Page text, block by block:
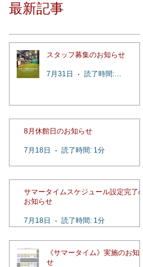
最新記事
スタッフ募集のお知らせ
7月31日 読了時間: 2分
8月休館日のお知らせ
7月18日 読了時間: 1分
サマータイムスケジュール設定完了の
お知らせ
7月18日 読了時間: 1分
《サマータイム》実施のお知ら
せ